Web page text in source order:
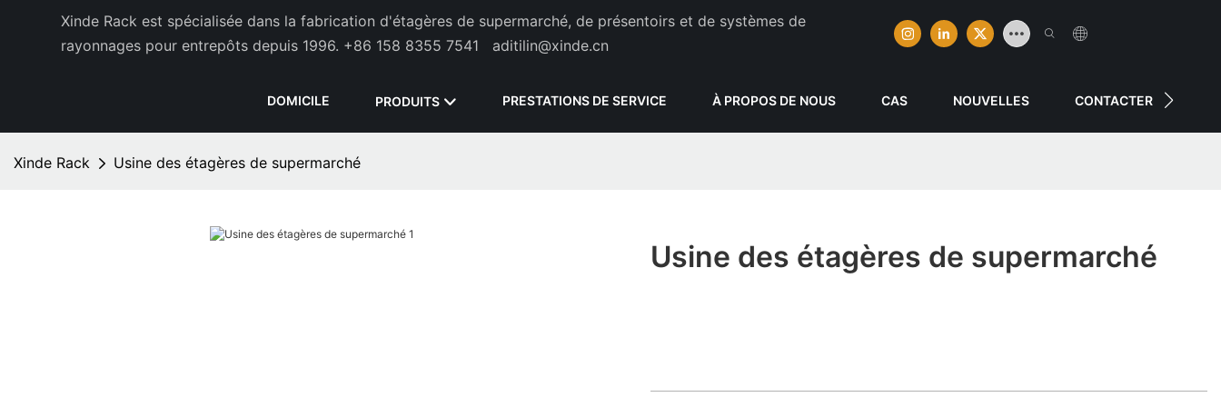
Xinde Rack est spécialisée dans la fabrication d'étagères de supermarché, de présentoirs et de systèmes de
rayonnages pour entrepôts depuis 1996. +86 158 8355 7541 aditilin@xinde.cn
DOMICILE PRODUITS PRESTATIONS DE SERVICE À PROPOS DE NOUS CAS NOUVELLES CONTACTER
Xinde Rack Usine des étagères de supermarché
Usine des étagères de supermarché